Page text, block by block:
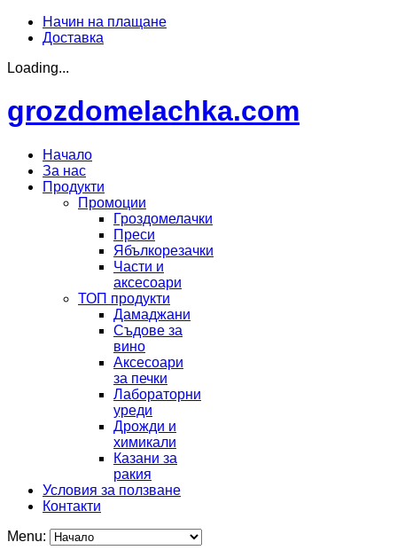
Начин на плащане
Доставка
Loading...
grozdomelachka.com
Начало
За нас
Продукти
Промоции
Гроздомелачки
Преси
Ябълкорезачки
Части и
аксесоари
ТОП продукти
Дамаджани
Съдове за
вино
Аксесоари
за печки
Лабораторни
уреди
Дрожди и
химикали
Казани за
ракия
Условия за ползване
Контaкти
Menu: